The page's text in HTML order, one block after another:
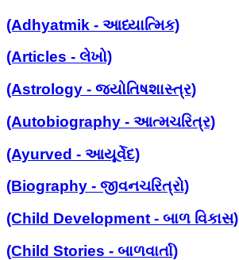
(Adhyatmik - આધ્યાત્મિક)
(Articles - લેખો)
(Astrology - જ્યોતિષશાસ્ત્ર)
(Autobiography - આત્મચરિત્ર)
(Ayurved - આયૂર્વેદ)
(Biography - જીવનચરિત્રો)
(Child Development - બાળ વિકાસ)
(Child Stories - બાળવાર્તા)